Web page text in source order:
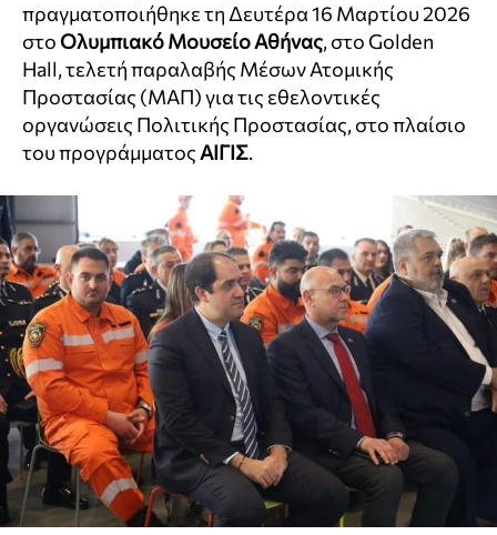
πραγματοποιήθηκε τη Δευτέρα 16 Μαρτίου 2026
στο Ολυμπιακό Μουσείο Αθήνας, στο Golden
Hall, τελετή παραλαβής Μέσων Ατομικής
Προστασίας (ΜΑΠ) για τις εθελοντικές
οργανώσεις Πολιτικής Προστασίας, στο πλαίσιο
του προγράμματοςΑΙΓΙΣ.